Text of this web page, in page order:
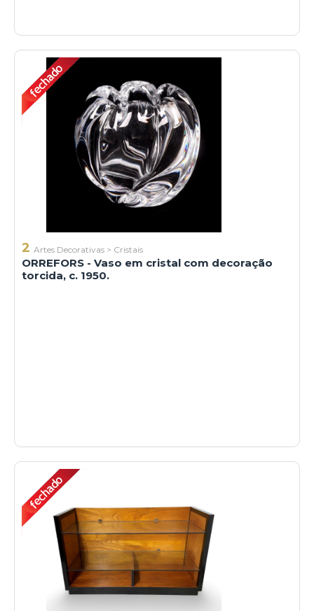
2 Artes Decorativas > Cristais
ORREFORS - Vaso em cristal com decoração
torcida, c. 1950.